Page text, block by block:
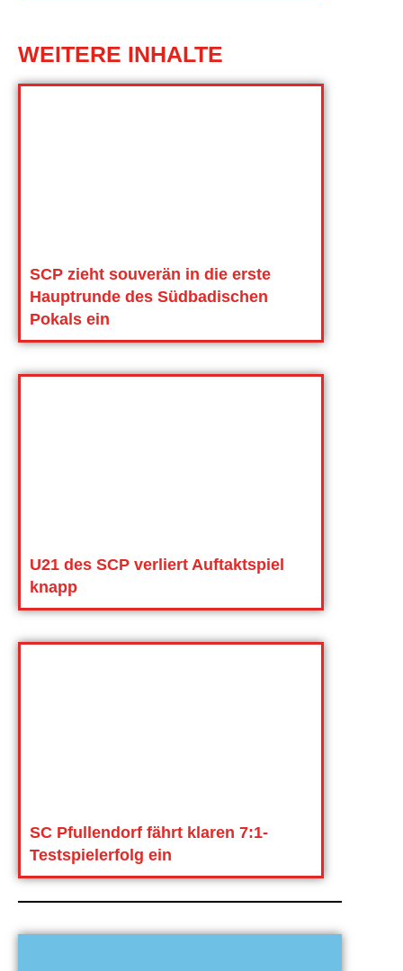
WEITERE INHALTE
SCP zieht souverän in die erste
Hauptrunde des Südbadischen
Pokals ein
U21 des SCP verliert Auftaktspiel
knapp
SC Pfullendorf fährt klaren 7:1-
Testspielerfolg ein